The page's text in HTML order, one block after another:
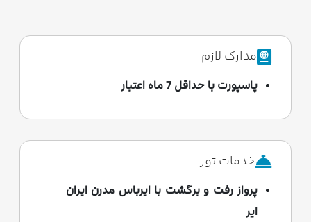
مدارک لازم
پاسپورت با حداقل 7 ماه اعتبار
خدمات تور
پرواز رفت و برگشت با ایرباس مدرن ایران
ایر